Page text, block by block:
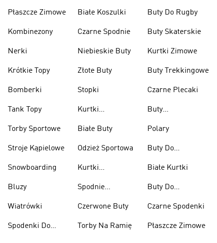
Płaszcze Zimowe
Kombinezony
Nerki
Krótkie Topy
Bomberki
Tank Topy
Torby Sportowe
Stroje Kąpielowe
Snowboarding
Bluzy
Wiatrówki
Spodenki Do
Białe Koszulki
Czarne Spodnie
Niebieskie Buty
Złote Buty
Stopki
Kurtki
Białe Buty
Odzież Sportowa
Kurtki
Spodnie
Czerwone Buty
Torby Na Ramię
Buty Do Rugby
Buty Skaterskie
Kurtki Zimowe
Buty Trekkingowe
Czarne Plecaki
Buty
Polary
Buty Do
Ciężarów
Białe Kurtki
Buty Do
Czarne Spodenki
Płaszcze Zimowe